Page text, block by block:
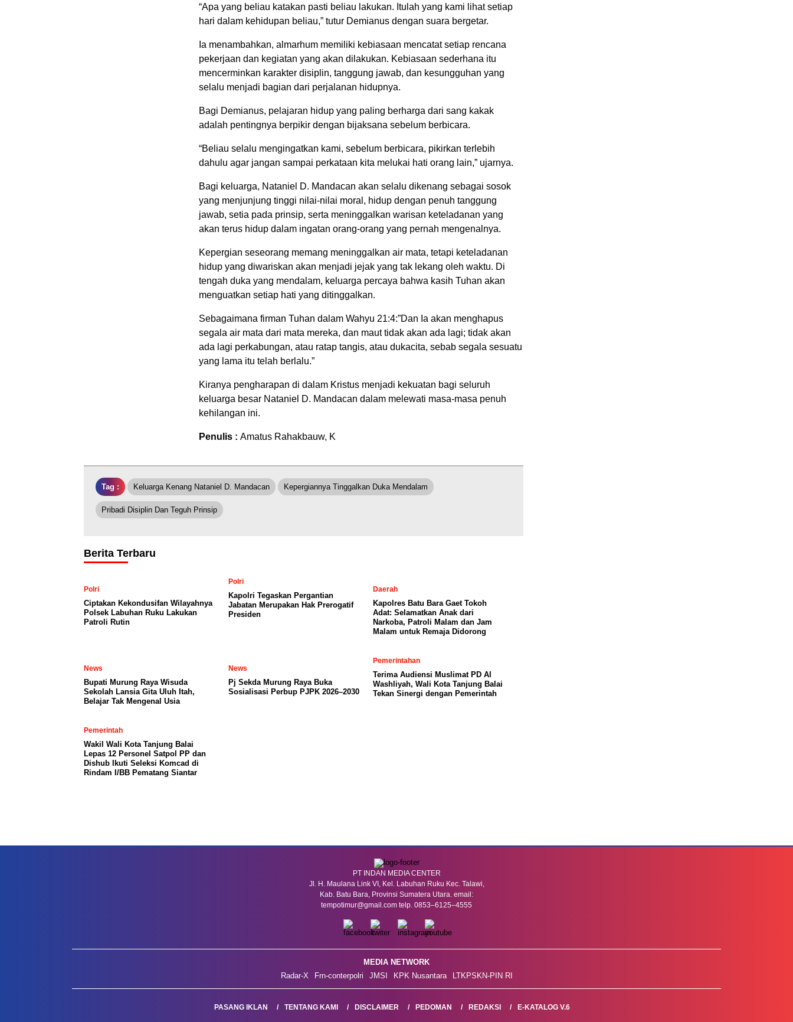
“Apa yang beliau katakan pasti beliau lakukan. Itulah yang kami lihat setiap
hari dalam kehidupan beliau,” tutur Demianus dengan suara bergetar.
Ia menambahkan, almarhum memiliki kebiasaan mencatat setiap rencana
pekerjaan dan kegiatan yang akan dilakukan. Kebiasaan sederhana itu
mencerminkan karakter disiplin, tanggung jawab, dan kesungguhan yang
selalu menjadi bagian dari perjalanan hidupnya.
Bagi Demianus, pelajaran hidup yang paling berharga dari sang kakak
adalah pentingnya berpikir dengan bijaksana sebelum berbicara.
“Beliau selalu mengingatkan kami, sebelum berbicara, pikirkan terlebih
dahulu agar jangan sampai perkataan kita melukai hati orang lain,” ujarnya.
Bagi keluarga, Nataniel D. Mandacan akan selalu dikenang sebagai sosok
yang menjunjung tinggi nilai-nilai moral, hidup dengan penuh tanggung
jawab, setia pada prinsip, serta meninggalkan warisan keteladanan yang
akan terus hidup dalam ingatan orang-orang yang pernah mengenalnya.
Kepergian seseorang memang meninggalkan air mata, tetapi keteladanan
hidup yang diwariskan akan menjadi jejak yang tak lekang oleh waktu. Di
tengah duka yang mendalam, keluarga percaya bahwa kasih Tuhan akan
menguatkan setiap hati yang ditinggalkan.
Sebagaimana firman Tuhan dalam Wahyu 21:4:”Dan Ia akan menghapus
segala air mata dari mata mereka, dan maut tidak akan ada lagi; tidak akan
ada lagi perkabungan, atau ratap tangis, atau dukacita, sebab segala sesuatu
yang lama itu telah berlalu.”
Kiranya pengharapan di dalam Kristus menjadi kekuatan bagi seluruh
keluarga besar Nataniel D. Mandacan dalam melewati masa-masa penuh
kehilangan ini.
Penulis : Amatus Rahakbauw, K
Tag : Keluarga Kenang Nataniel D. Mandacan Kepergiannya Tinggalkan Duka Mendalam
Pribadi Disiplin Dan Teguh Prinsip
Berita Terbaru
Polri
Ciptakan Kekondusifan Wilayahnya
Polsek Labuhan Ruku Lakukan
Patroli Rutin
Polri
Kapolri Tegaskan Pergantian
Jabatan Merupakan Hak Prerogatif
Presiden
Daerah
Kapolres Batu Bara Gaet Tokoh
Adat: Selamatkan Anak dari
Narkoba, Patroli Malam dan Jam
Malam untuk Remaja Didorong
News
Bupati Murung Raya Wisuda
Sekolah Lansia Gita Uluh Itah,
Belajar Tak Mengenal Usia
News
Pj Sekda Murung Raya Buka
Sosialisasi Perbup PJPK 2026–2030
Pemerintahan
Terima Audiensi Muslimat PD Al
Washliyah, Wali Kota Tanjung Balai
Tekan Sinergi dengan Pemerintah
Pemerintah
Wakil Wali Kota Tanjung Balai
Lepas 12 Personel Satpol PP dan
Dishub Ikuti Seleksi Komcad di
Rindam I/BB Pematang Siantar
PT INDAN MEDIA CENTER
Jl. H. Maulana Link VI, Kel. Labuhan Ruku Kec. Talawi,
Kab. Batu Bara, Provinsi Sumatera Utara. email:
tempotimur@gmail.com telp. 0853–6125–4555
MEDIA NETWORK
Radar-X
Frn-conterpolri JMSI KPK Nusantara LTKPSKN-PIN RI
PASANG IKLAN TENTANG KAMI DISCLAIMER PEDOMAN REDAKSI E-KATALOG V.6